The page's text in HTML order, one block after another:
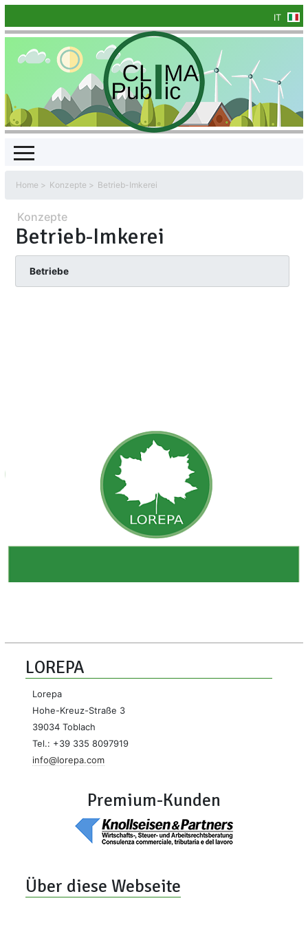
IT
Home Konzepte Betrieb-Imkerei
Konzepte
Betrieb-Imkerei
Betriebe
LOREPA
Lorepa
Hohe-Kreuz-Straße 3
39034 Toblach
Tel.: +39 335 8097919
info@lorepa.com
Premium-Kunden
Über diese Webseite